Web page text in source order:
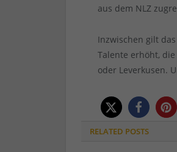
aus dem NLZ
Inzwischen gilt
Talente erhöht,
oder Leverkusen.
RELATED POSTS